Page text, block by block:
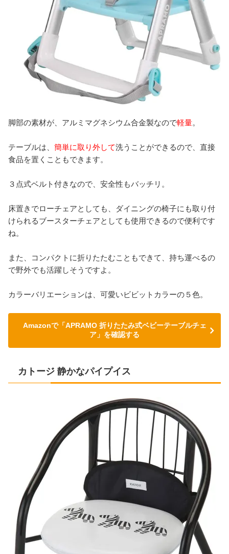
脚部の素材が、アルミマグネシウム合金製なので軽量。
テーブルは、 簡単に取り外して洗うことができるので、直接
食品を置くこともできます。
３点式ベルト付きなので、安全性もバッチリ。
床置きでローチェアとしても、ダイニングの椅子にも取り付
けられるブースターチェアとしても使用できるので便利です
ね。
また、コンパクトに折りたたむこともできて、持ち運べるの
で野外でも活躍しそうですよ。
カラーバリエーションは、可愛いビビットカラーの５色。
Amazonで「APRAMO 折りたたみ式ベビーテーブルチェ
ア」を確認する
カトージ 静かなパイプイス